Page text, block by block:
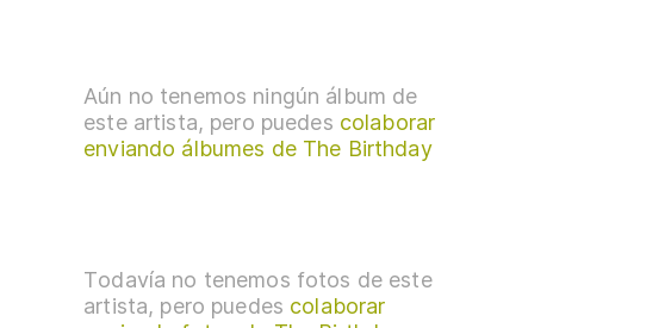
Aún no tenemos ningún álbum de
este artista, pero puedes colaborar
enviando álbumes de The Birthday
Todavía no tenemos fotos de este
artista, pero puedes colaborar